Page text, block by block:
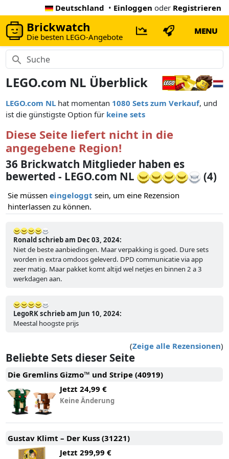
Deutschland • Einloggen oder Registrieren
Brickwatch
Die besten LEGO-Angebote
MENU
LEGO.com NL Überblick
LEGO.com NL hat momentan 1080 Sets zum Verkauf, und
ist die günstigste Option für keine sets
Diese Seite liefert nicht in die
angegebene Region!
36 Brickwatch Mitglieder haben es
bewerted - LEGO.com NL
(4)
Sie müssen eingeloggt sein, um eine Rezension
hinterlassen zu können.
Ronald schrieb am Dec 03, 2024:
Niet de beste aanbiedingen. Maar verpakking is goed. Dure sets
worden in extra omdoos geleverd. DPD communicatie via app
zeer matig. Maar pakket komt altijd wel netjes en binnen 2 a 3
werkdagen aan.
LegoRK schrieb am Jun 10, 2024:
Meestal hoogste prijs
(Zeige alle Rezensionen)
Beliebte Sets dieser Seite
Die Gremlins Gizmo™ und Stripe (40919)
Jetzt 24,99 €
Keine Änderung
Gustav Klimt – Der Kuss (31221)
Jetzt 299,99 €